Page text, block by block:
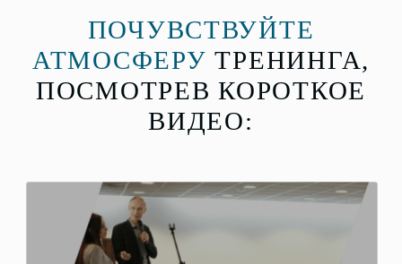
ПОЧУВСТВУЙТЕ
АТМОСФЕРУ ТРЕНИНГА,
ПОСМОТРЕВ КОРОТКОЕ
ВИДЕО: